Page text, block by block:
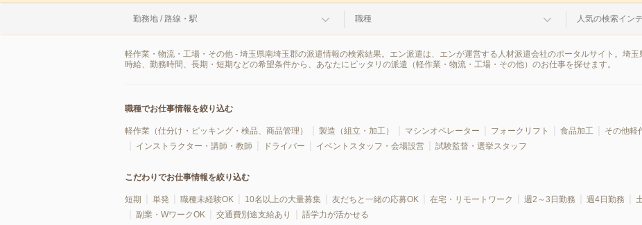
勤務地 / 路線・駅 職種 人気の検索イン
軽作業・物流・工場・その他 - 埼玉県南埼玉郡の派遣情報の検索結果。エン派遣は、エンが運営する人材派遣会社のポータルサイト。埼玉
時給、勤務時間、長期・短期などの希望条件から、あなたにピッタリの派遣（軽作業・物流・工場・その他）のお仕事を探せます。
職種でお仕事情報を絞り込む
軽作業（仕分け・ピッキング・検品、商品管理） 製造（組立・加工） マシンオペレーター フォークリフト 食品加工 その他軽
インストラクター・講師・教師
ドライバー イベントスタッフ・会場設営 試験監督・選挙スタッフ
こだわりでお仕事情報を絞り込む
短期 単発 職種未経験OK 10名以上の大量募集 友だちと一緒の応募OK 在宅・リモートワーク 週2～3日勤務 週4日勤務
副業・WワークOK
交通費別途支給あり 語学力が活かせる